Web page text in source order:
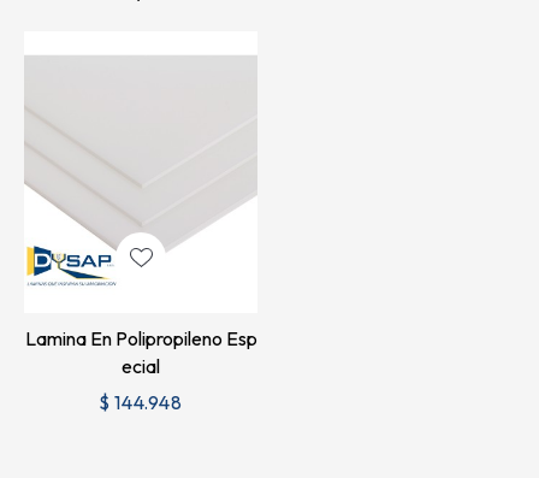
Lamina En Polipropileno Esp
Ecial
$ 144.948